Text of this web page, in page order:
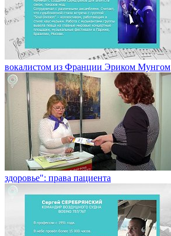
вокалистом из Франции Эриком Мунгом
здоровье": права пациента